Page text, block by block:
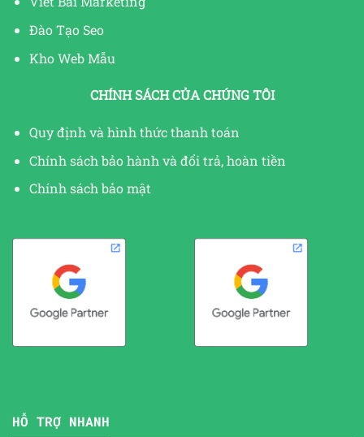
Đào Tạo Seo
Kho Web Mẫu
CHÍNH SÁCH CỦA CHÚNG TÔI
Quy định và hình thức thanh toán
Chính sách bảo hành và đổi trả, hoàn tiền
Chính sách bảo mật
HỖ TRỢ NHANH